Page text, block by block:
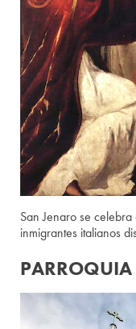
San Jenaro se
inmigrantes italianos
PARROQUIA